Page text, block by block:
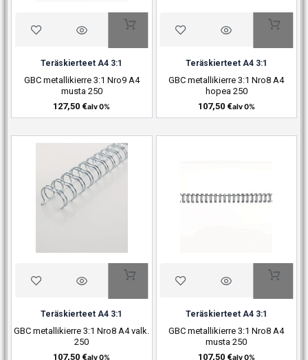
Teräskierteet A4 3:1
GBC metallikierre 3:1 Nro9 A4
musta 250
127,50 €alv 0%
Teräskierteet A4 3:1
GBC metallikierre 3:1 Nro8 A4
hopea 250
107,50 €alv 0%
Teräskierteet A4 3:1
GBC metallikierre 3:1 Nro8 A4 valk.
250
107,50 €alv 0%
Teräskierteet A4 3:1
GBC metallikierre 3:1 Nro8 A4
musta 250
107,50 €alv 0%